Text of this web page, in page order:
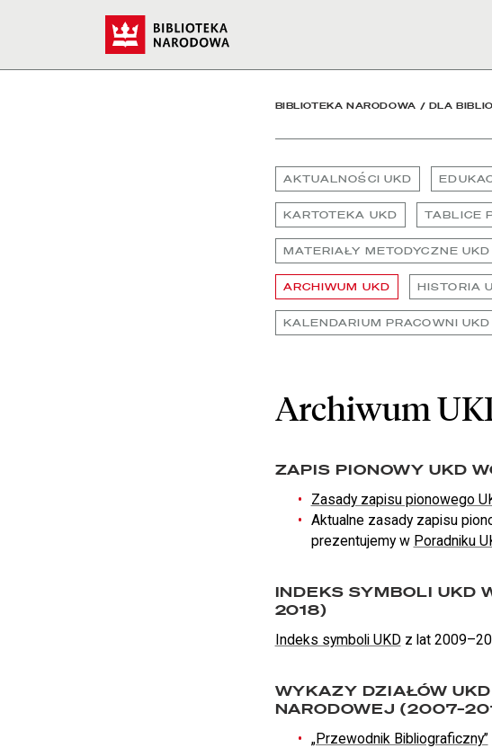
Archiwum UKD - Biblioteka
BIBLIOTEKA NARODOWA / DLA
AKTUALNOŚCI UKD
KARTOTEKA UKD TABLICE
MATERIAŁY METODYCZNE UKD
ARCHIWUM UKD HISTORIA
KALENDARIUM PRACOWNI UKD
Archiwum
ZAPIS PIONOWY UKD
Zasady zapisu pionowego
Aktualne zasady zapisu
prezentujemy w Poradniku
INDEKS SYMBOLI UKD
2018)
Indeks symboli UKD z lat
WYKAZY DZIAŁÓW
NARODOWEJ
„Przewodnik Bibliograficzny”